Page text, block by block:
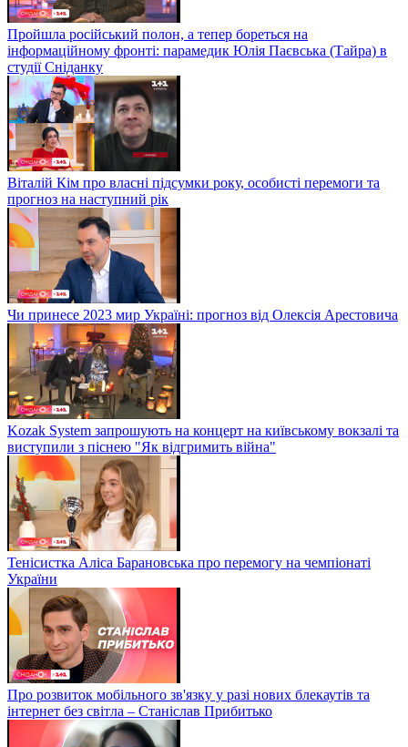
Пройшла російський полон, а тепер бореться на
інформаційному фронті: парамедик Юлія Паєвська (Тайра) в
студії Сніданку
Віталій Кім про власні підсумки року, особисті перемоги та
прогноз на наступний рік
Чи принесе 2023 мир Україні: прогноз від Олексія Арестовича
Kozak System запрошують на концерт на київському вокзалі та
виступили з піснею "Як відгримить війна"
Тенісистка Аліса Барановська про перемогу на чемпіонаті
України
Про розвиток мобільного зв'язку у разі нових блекаутів та
інтернет без світла – Станіслав Прибитько